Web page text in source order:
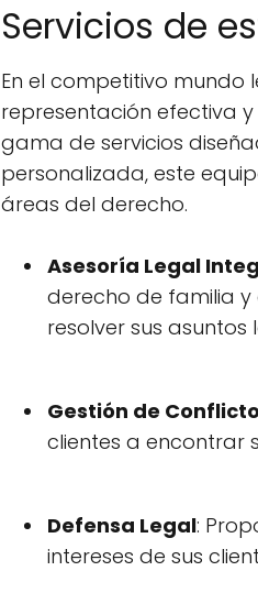
Servicios de
En el competitivo
representación efectiva
gama de servicios
personalizada, este
áreas del derecho.
Asesoría Legal
derecho de familia
resolver sus asuntos
Gestión de
clientes a encontrar
Defensa Legal:
intereses de sus